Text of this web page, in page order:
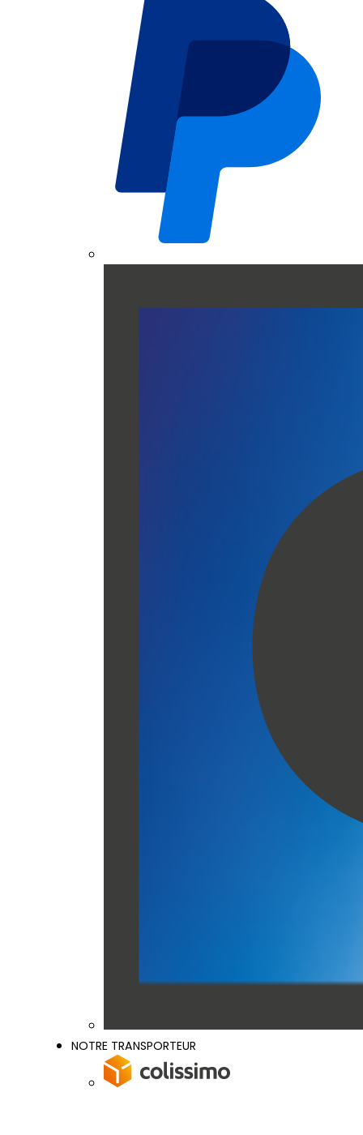
NOTRE TRANSPORTEUR